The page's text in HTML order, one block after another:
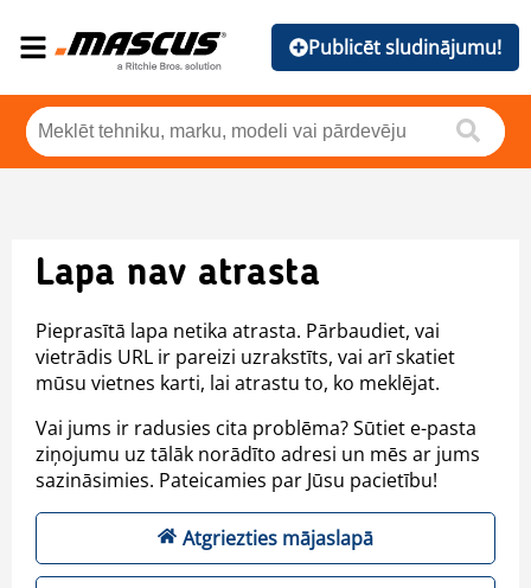
Publicēt sludinājumu!
Lapa nav atrasta
Pieprasītā lapa netika atrasta. Pārbaudiet, vai
vietrādis URL ir pareizi uzrakstīts, vai arī skatiet
mūsu vietnes karti, lai atrastu to, ko meklējat.
Vai jums ir radusies cita problēma? Sūtiet e-pasta
ziņojumu uz tālāk norādīto adresi un mēs ar jums
sazināsimies. Pateicamies par Jūsu pacietību!
Atgriezties mājaslapā